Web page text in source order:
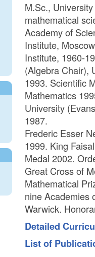
M.Sc.,
mathematical
Academy of
Institute,
Institute, 1960-
(Algebra Chair),
1993. Scientific
Mathematics
University
1987.
Frederic Esser
1999. King
Medal 2002.
Great Cross of
Mathematical
nine Academies
Warwick.
Detailed
List of